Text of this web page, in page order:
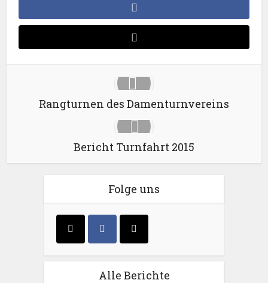
Rangturnen des Damenturnvereins
Bericht Turnfahrt 2015
Folge uns
Alle Berichte